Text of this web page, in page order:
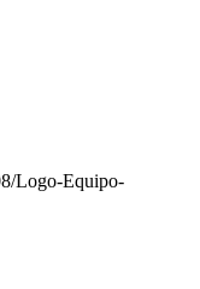
Logo-Equipo-